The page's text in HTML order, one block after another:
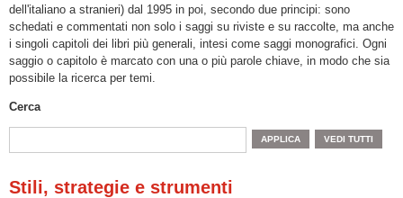
dell'italiano a stranieri) dal 1995 in poi, secondo due principi: sono
schedati e commentati non solo i saggi su riviste e su raccolte, ma anche
i singoli capitoli dei libri più generali, intesi come saggi monografici. Ogni
saggio o capitolo è marcato con una o più parole chiave, in modo che sia
possibile la ricerca per temi.
Cerca
Stili, strategie e strumenti